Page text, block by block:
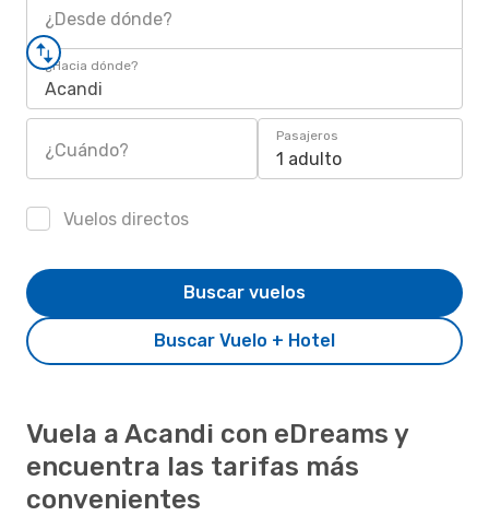
¿Desde dónde?
¿Hacia dónde?
Acandi
¿Cuándo?
Pasajeros
1 adulto
Vuelos directos
Buscar Vuelo + Hotel
Buscar vuelos
Vuela a Acandi con eDreams y
encuentra las tarifas más
convenientes